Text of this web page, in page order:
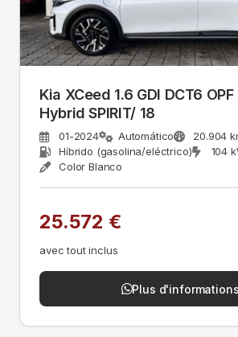
Kia XCeed 1.6 GDI DCT6
Hybrid SPIRIT/ 18
01-2024 Automático
20.904
Híbrido (gasolina/eléctrico)
104
Color Blanco
25.572 €
avec tout inclus
Plus d'informations